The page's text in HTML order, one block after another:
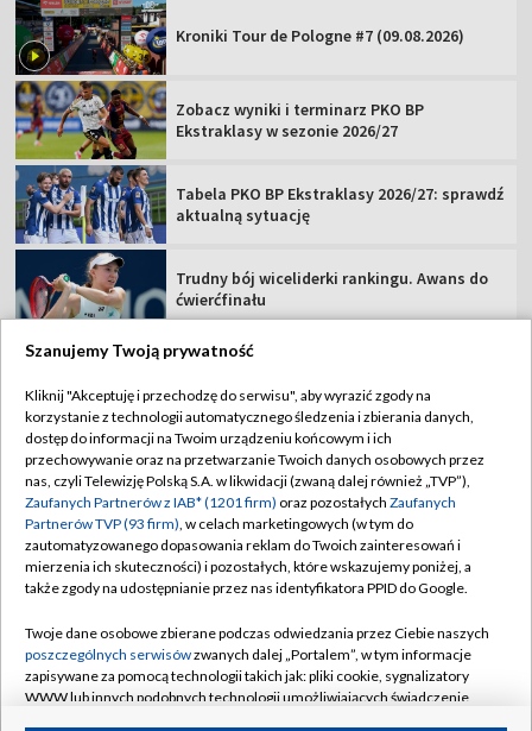
Kroniki Tour de Pologne #7 (09.08.2026)
Zobacz wyniki i terminarz PKO BP
Ekstraklasy w sezonie 2026/27
Tabela PKO BP Ekstraklasy 2026/27: sprawdź
aktualną sytuację
Trudny bój wiceliderki rankingu. Awans do
ćwierćfinału
TVP
Abonament TVP
Sklep TVP
Biuro Reklamy
Oferta Handlowa
Emisja w TVP
Rada Programowa
Regulamin TVP
Polityka prywatności
Moje zgody
Biuro reklamy
Kanały
Szanujemy Twoją prywatność
Kliknij "Akceptuję i przechodzę do serwisu", aby wyrazić zgody na
korzystanie z technologii automatycznego śledzenia i zbierania danych,
dostęp do informacji na Twoim urządzeniu końcowym i ich
przechowywanie oraz na przetwarzanie Twoich danych osobowych przez
nas, czyli Telewizję Polską S.A. w likwidacji (zwaną dalej również „TVP”),
Zaufanych Partnerów z IAB* (1201 firm) oraz pozostałych Zaufanych
Partnerów TVP (93 firm), w celach marketingowych (w tym do
zautomatyzowanego dopasowania reklam do Twoich zainteresowań i
mierzenia ich skuteczności) i pozostałych, które wskazujemy poniżej, a
także zgody na udostępnianie przez nas identyfikatora PPID do Google.
Twoje dane osobowe zbierane podczas odwiedzania przez Ciebie naszych
poszczególnych serwisówzwanych dalej „Portalem”, w tym informacje
zapisywane za pomocą technologii takich jak: pliki cookie, sygnalizatory
WWW lub innych podobnych technologii umożliwiających świadczenie